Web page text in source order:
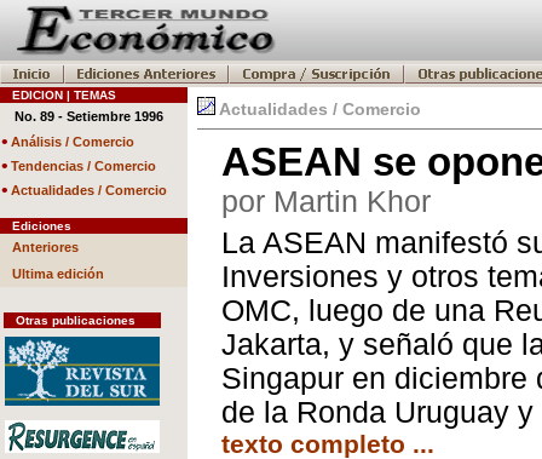
EDICION | TEMAS
No. 89 - Setiembre 1996
• Análisis / Comercio
• Tendencias / Comercio
• Actualidades / Comercio
Ediciones
Anteriores
Ultima edición
Otras publicaciones
Actualidades / Comercio
ASEAN se
por Martin Khor
La ASEAN manifestó
Inversiones y otros
OMC, luego de una
Jakarta, y señaló que
Singapur en
de la Ronda Uruguay
texto completo ...